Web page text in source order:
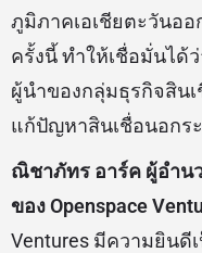
ภูมิภาคเอเชียตะวันออ
ครั้งนี้ ทำให้เชื่อมั่นได้
ผู้นำของกลุ่มธุรกิจสิน
แก้ปัญหาสินเชื่อนอกร
ณิชาภัทร อาร์ค ผู้อำน
ของOpenspace
Ventures มีความยินดี